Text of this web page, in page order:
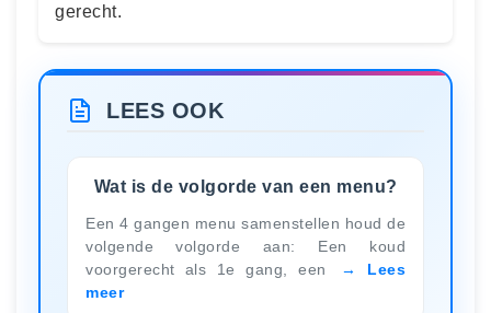
gerecht.
LEES OOK
Wat is de volgorde van een menu?
Een 4 gangen menu samenstellen houd de
volgende volgorde aan: Een koud
voorgerecht als 1e gang, een
Lees
meer